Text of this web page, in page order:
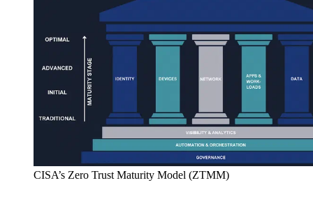
CISA’s Zero Trust Maturity Model (ZTMM)